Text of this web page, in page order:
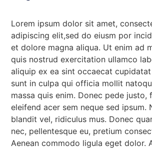
Lorem ipsum dolor sit amet,
adipiscing elit,sed do eiusm por
et dolore magna aliqua. Ut enim ad
quis nostrud exercitation ullamco
aliquip ex ea sint occaecat
sunt in culpa qui officia mollit
massa quis enim. Donec pede justo,
eleifend acer sem neque sed ipsum.
blandit vel, ridiculus mus. Donec
nec, pellentesque eu, pretium
Aenean commodo ligula eget dolor.